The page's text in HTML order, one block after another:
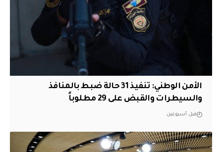
الأمن الوطني: تنفيذ 31 حالة ضبط بالمنافذ
والسيطرات والقبض على 29 مطلوباً
قبل أسبوعين